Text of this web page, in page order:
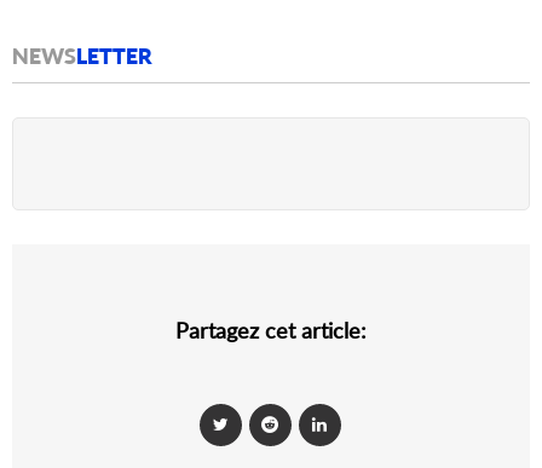
NEWSLETTER
Partagez cet article: